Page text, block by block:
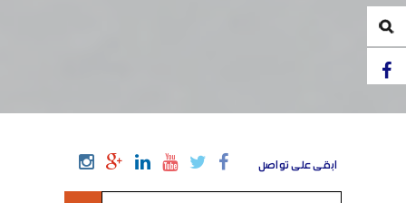
ابقى على تواصل